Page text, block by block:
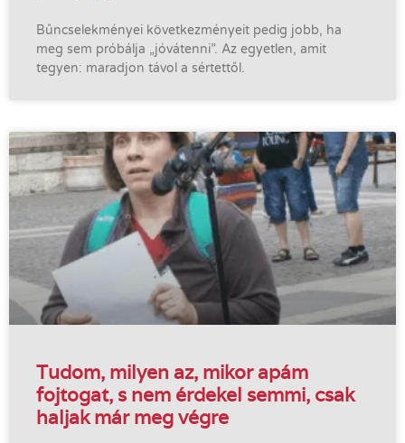
Bűncselekményei következményeit pedig jobb, ha
meg sem próbálja „jóvátenni”. Az egyetlen, amit
tegyen: maradjon távol a sértettől.
Tudom, milyen az, mikor apám
fojtogat, s nem érdekel semmi, csak
haljak már meg végre